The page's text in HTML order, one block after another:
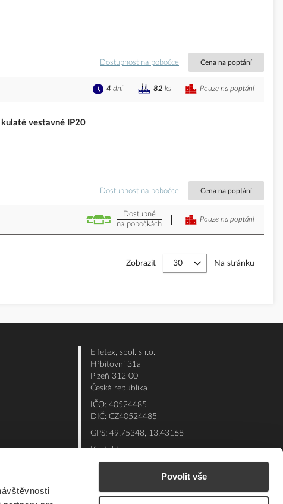
Povolit vše
Dostupnost na pobočce Cena na poptání
Pouze na poptání
4 dní 82 ks
vestavné IP20
Dostupnost na pobočce Cena na poptání
Dostupné
na pobočkách
Pouze na poptání
Zobrazit Na stránku
Elfetex, spol. s r.o.
Hřbitovní 31a
Plzeň 312 00
Česká republika
IČO: 40524485
DIČ: CZ40524485
GPS: 49.75348, 13.43168
Kontakt e-shop:
Po - Pá: 7:00 - 15:30
377 432 365
Technická podpora: 377 432 311